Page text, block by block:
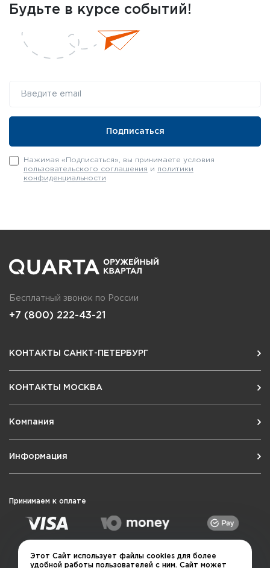
Будьте в курсе событий!
Нажимая «Подписаться», вы принимаете условия
пользовательского соглашения и политики
конфиденциальности
Бесплатный звонок по России
+7 (800) 222-43-21
КОНТАКТЫ САНКТ-ПЕТЕРБУРГ
КОНТАКТЫ МОСКВА
Компания
Информация
Принимаем к оплате
Этот Сайт использует файлы cookies для более
удобной работы пользователей с ним. Сайт может